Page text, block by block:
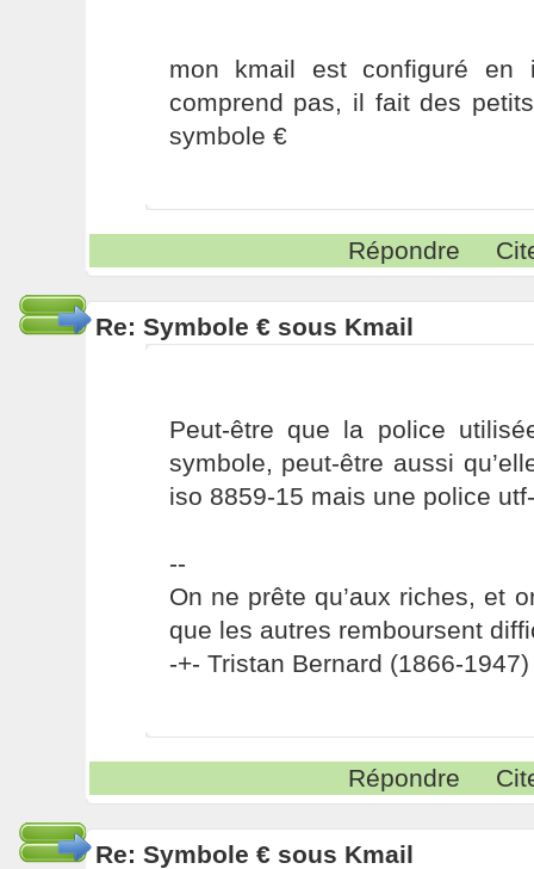
mon kmail est configuré en
comprend pas, il fait des
symbole €
Répondre
Re: Symbole € sous Kmail
Peut-être que la police
symbole, peut-être aussi
iso 8859-15 mais une police
--
On ne prête qu’aux riches, et
que les autres remboursent
-+- Tristan Bernard (1866-1947)
Répondre
Re: Symbole € sous Kmail